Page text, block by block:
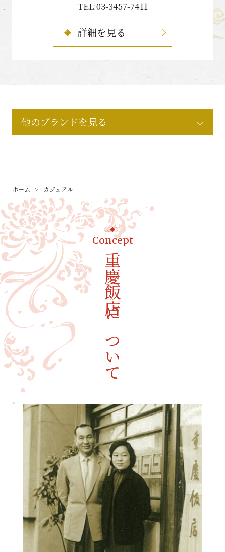
TEL:03-3457-7411
詳細を見る
他のブランドを見る
ホーム カジュアル
Concept
重慶飯店について